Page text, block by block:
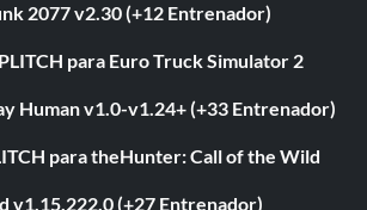
2077 v2.30 (+12 Entrenador)
para Euro Truck Simulator 2
Human v1.0-v1.24+ (+33 Entrenador)
para theHunter: Call of the Wild
v1.15.222.0 (+27 Entrenador)